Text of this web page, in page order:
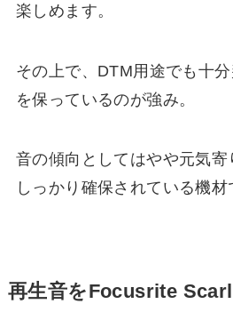
楽しめます。
その上で、DTM用途でも十
を保っているのが強み。
音の傾向としてはやや元気
しっかり確保されている機材
再生音をFocusrite